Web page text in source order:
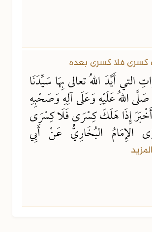
التي أَيَّدَ اللهُ تعالى بِهَا سَيِّدَنَا
اللهُ عَلَيْهِ وَعَلَى آلِهِ وَصَحْبِهِ
إِذَا هَلَكَ كِسْرَى فَلَا كِسْرَى
الإِمَامُ البُخَارِيُّ عَنْ أَبِي
المزيد